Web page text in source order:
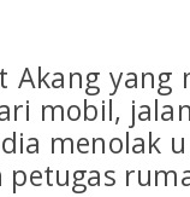
Akang
mobil,
menolak